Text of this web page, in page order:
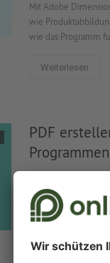
Mit Adobe
wie
wie das Programm
Weiterlesen
PDF
Programmen
und schnellsten
Weiterlesen